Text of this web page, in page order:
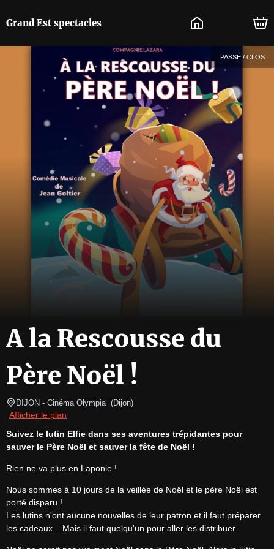
Grand Est spectacles
PASSÉ / CLOS
A la Rescousse du
Père Noël !
DIJON - Cinéma Olympia (Dijon)
Afficher le plan
Suivez le lutin Elfie dans ses aventures trépidantes pour
sauver le Père Noël et sauver la fête de Noël !
Rien ne va plus en Laponie !
Nous sommes à 10 jours de la veillée de Noël et le père Noël est
porté disparu !
Les lutins n'ont aucune nouvelles de leur patron et il faut préparer
les cadeaux... Mais il faut quelqu'un pour aller les distribuer.